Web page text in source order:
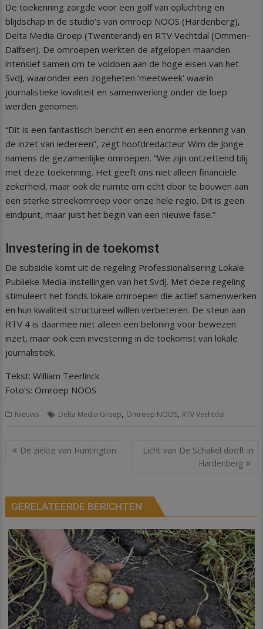
De toekenning zorgde voor een golf van opluchting en
blijdschap in de studio’s van omroep NOOS (Hardenberg),
Delta Media Groep (Twenterand) en RTV Vechtdal (Ommen-
Dalfsen). De omroepen werkten de afgelopen maanden
intensief samen om te voldoen aan de hoge eisen van het
SvdJ, waaronder een zogeheten ‘meetweek’ waarin
journalistieke kwaliteit en samenwerking onder de loep
werden genomen.
“Dit is een fantastisch bericht en een enorme erkenning van
de inzet van iedereen”, zegt hoofdredacteur Wim de Jonge
namens de gezamenlijke omroepen. “We zijn ontzettend blij
met deze toekenning. Het geeft ons niet alleen financiële
zekerheid, maar ook de ruimte om echt door te bouwen aan
een sterke streekomroep voor onze hele regio. Dit is geen
eindpunt, maar juist het begin van een nieuwe fase.”
Investering in de toekomst
De subsidie komt uit de regeling Professionalisering Lokale
Publieke Media-instellingen van het SvdJ. Met deze regeling
stimuleert het fonds lokale omroepen die actief samenwerken
en hun kwaliteit structureel willen verbeteren. De steun aan
RTV 4 is daarmee niet alleen een beloning voor bewezen
inzet, maar ook een investering in de toekomst van lokale
journalistiek.
Tekst: William Teerlinck
Foto’s: Omroep NOOS
Nieuws Delta Media Groep, Omroep NOOS, RTV Vechtdal
Bericht
De ziekte van Huntington
Licht van De Schakel dooft in
Hardenberg
GERELATEERDE BERICHTEN